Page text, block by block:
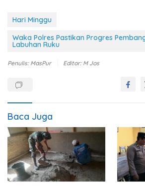
Hari Minggu
Waka Polres Pastikan Progres
Labuhan Ruku
Penulis: MasPur Editor: M Jos
Baca Juga